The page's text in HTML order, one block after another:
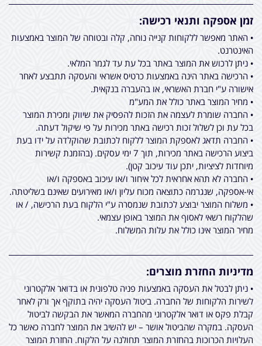
זמן אספקה ותנאי רכישה:
• האתר מאפשר ללקוחות קנייה נוחה, קלה ובטוחה של המוצר באמצעות
האינטרנט.
• ניתן לרכוש את המוצר באתר בכל עת עד לגמר המלאי.
• הרכישה באתר הינה באמצעות כרטיס אשראי והעסקה תתבצע לאחר
אישורה ע"י חברת האשראי, או בהעברה בנקאית.
• מחיר המוצר באתר כולל את המע"מ
• החברה שומרת לעצמה את הזכות להפסיק את שיווק ומכירת המוצר
בכל עת וכן לשלול זכות רכישה באתר מכירות על פי שיקול דעתה.
• החברה תדאג לאספקת המוצר ללקוח לכתובת שהוקלדה על ידו בעת
ביצוע הרכישה באתר מכירות, תוך 7 ימי עסקים. (בהזמנת קשירות
מיוחדות לציציות, יתכן עוד עיכוב קטן).
• החברה לא תהא אחראית לכל איחור ו/או עיכוב באספקה ו/או
אי-אספקה, שנגרמה כתוצאה מכוח עליון ו/או מאירועים שאינם בשליטתה.
• משלוח המוצר יבוצע לכתובת שנמסרה ע"י הלקוח בעת הרכישה, / או
שהלקוח רשאי לאסוף את המוצר באופן עצמאי.
מחיר המוצר אינו כולל את עלות המשלוח.
מדיניות החזרת מוצרים:
• ניתן לבטל את העסקה באמצעות פניה טלפונית או בדואר אלקטרוני
לשירות הלקוחות של החברה. ביטול העסקה יהיה בתוקף אך ורק לאחר
קבלת פקס או דואר אלקטרוני מהחברה המאשר את הבקשה לביטול
העסקה. במקרה שהביטול אושר – יש להשיב את המוצר לחברה כאשר כל
העלויות הכרוכות בהחזרת המוצר תחולנה על הלקוח. החזרת המוצר